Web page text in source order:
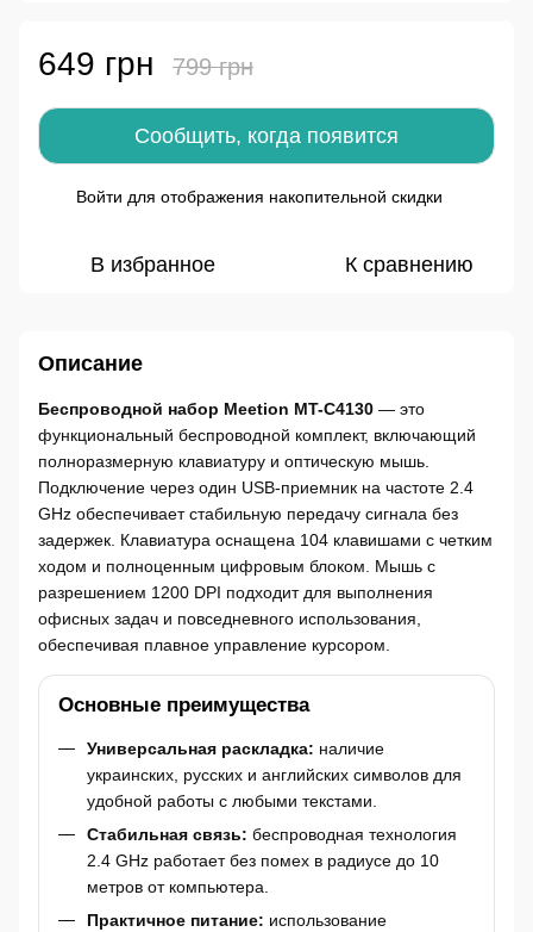
649 грн 799 грн
Сообщить, когда появится
Войти для отображения накопительной скидки
В избранное К сравнению
Описание
Беспроводной набор Meetion MT-C4130 — это
функциональный беспроводной комплект, включающий
полноразмерную клавиатуру и оптическую мышь.
Подключение через один USB-приемник на частоте 2.4
GHz обеспечивает стабильную передачу сигнала без
задержек. Клавиатура оснащена 104 клавишами с четким
ходом и полноценным цифровым блоком. Мышь с
разрешением 1200 DPI подходит для выполнения
офисных задач и повседневного использования,
обеспечивая плавное управление курсором.
Основные преимущества
Универсальная раскладка: наличие
украинских, русских и английских символов для
удобной работы с любыми текстами.
Стабильная связь: беспроводная технология
2.4 GHz работает без помех в радиусе до 10
метров от компьютера.
Практичное питание: использование